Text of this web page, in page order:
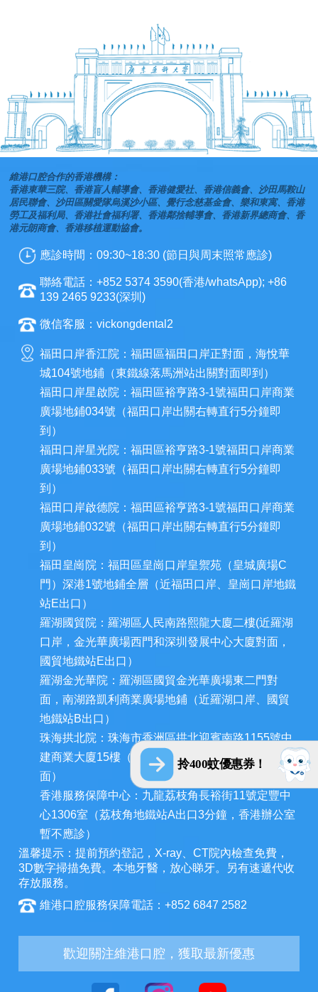
拎400蚊優惠券！
維港口腔合作的香港機構：
香港東華三院、香港盲人輔導會、香港健愛社、香港信義會、沙田馬鞍山
居民聯會、沙田區關愛隊烏溪沙小區、覺行念慈基金會、樂和東寓、香港
勞工及福利局、香港社會福利署、香港鄰捨輔導會、香港新界總商會、香
港元朗商會、香港移植運動協會。
應診時間：09:30~18:30 (節日與周末照常應診)
聯絡電話：+852 5374 3590(香港/whatsApp); +86
139 2465 9233(深圳)
微信客服：vickongdental2
福田口岸香江院：福田區福田口岸正對面，海悅華
城104號地鋪（東鐵線落馬洲站出關對面即到）
福田口岸星啟院：福田區裕亨路3-1號福田口岸商業
廣場地鋪034號（福田口岸出關右轉直行5分鐘即
到）
福田口岸星光院：福田區裕亨路3-1號福田口岸商業
廣場地鋪033號（福田口岸出關右轉直行5分鐘即
到）
福田口岸啟德院：福田區裕亨路3-1號福田口岸商業
廣場地鋪032號（福田口岸出關右轉直行5分鐘即
到）
福田皇崗院：福田區皇崗口岸皇禦苑（皇城廣場C
門）深港1號地鋪全層（近福田口岸、皇崗口岸地鐵
站E出口）
羅湖國貿院：羅湖區人民南路熙龍大廈二樓(近羅湖
口岸，金光華廣場西門和深圳發展中心大廈對面，
國貿地鐵站E出口）
羅湖金光華院：羅湖區國貿金光華廣場東二門對
面，南湖路凱利商業廣場地鋪（近羅湖口岸、國貿
地鐵站B出口）
珠海拱北院：珠海市香洲區拱北迎賓南路1155號中
建商業大廈15樓（近拱北口岸，迎賓百貨廣場對
面）
香港服務保障中心：九龍荔枝角長裕街11號定豐中
心1306室（荔枝角地鐵站A出口3分鐘，香港辦公室
暫不應診）
溫馨提示：提前預約登記，X-ray、CT院內檢查免費，
3D數字掃描免費。本地牙醫，放心睇牙。另有速遞代收
存放服務。
維港口腔服務保障電話：+852 6847 2582
歡迎關注維港口腔，獲取最新優惠